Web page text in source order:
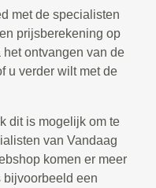
met de specialisten
prijsberekening op
ontvangen van de
u verder wilt met de
dit is mogelijk om te
van Vandaag
komen er meer
een